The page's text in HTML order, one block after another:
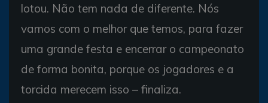
lotou. Não tem nada de diferente. Nós
vamos com o melhor que temos, para fazer
uma grande festa e encerrar o campeonato
de forma bonita, porque os jogadores e a
torcida merecem isso – finaliza.